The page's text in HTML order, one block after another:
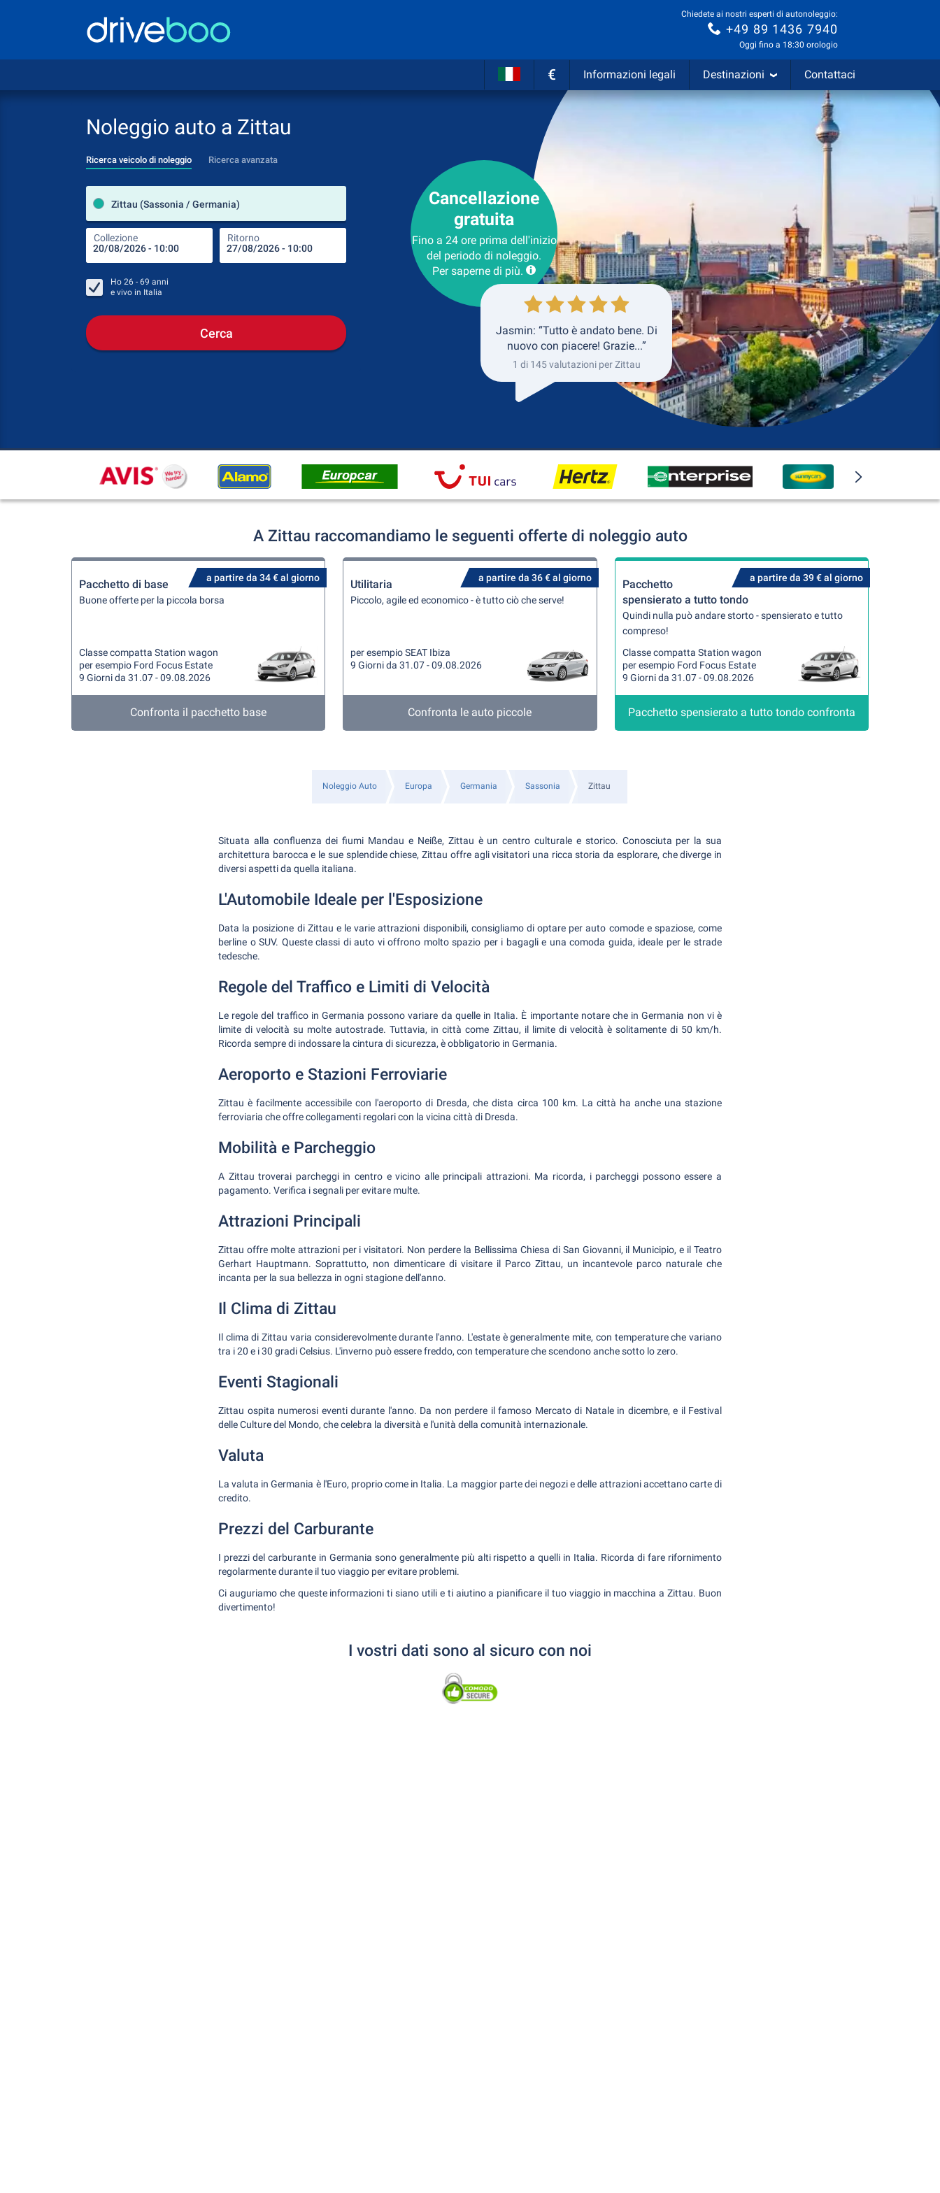
Chiedete ai nostri esperti di autonoleggio:
+49 89 1436 7940
Oggi fino a 18:30 orologio
€ Informazioni legali Destinazioni Contattaci
Noleggio auto a Zittau
Ricerca veicolo di noleggio Ricerca avanzata
Zittau (Sassonia / Germania)
Collezione Ritorno
Luogo del noleggio
Luogo di ritorno
Ritorno
Ho 26 - 69 anni
e vivo in Italia
Cerca
Cancellazione
gratuita
Fino a 24 ore prima dell'inizio
del periodo di noleggio.
Per saperne di più.
Jasmin: “Tutto è andato bene. Di
nuovo con piacere! Grazie...”
1 di 145 valutazioni per Zittau
A Zittau raccomandiamo le seguenti offerte di noleggio auto
a partire da 34 € al giorno
Pacchetto di base
Buone offerte per la piccola borsa
Classe compatta Station wagon
per esempio Ford Focus Estate
9 Giorni da 31.07 - 09.08.2026
Confronta il pacchetto base
a partire da 36 € al giorno
Utilitaria
Piccolo, agile ed economico - è tutto ciò che serve!
per esempio SEAT Ibiza
9 Giorni da 31.07 - 09.08.2026
Confronta le auto piccole
a partire da 39 € al giorno
Pacchetto
spensierato a tutto tondo
Quindi nulla può andare storto - spensierato e tutto
compreso!
Classe compatta Station wagon
per esempio Ford Focus Estate
9 Giorni da 31.07 - 09.08.2026
Pacchetto spensierato a tutto tondo confronta
Noleggio Auto Europa Germania Sassonia Zittau
Situata alla confluenza dei fiumi Mandau e Neiße, Zittau è un centro culturale e storico. Conosciuta per la sua
architettura barocca e le sue splendide chiese, Zittau offre agli visitatori una ricca storia da esplorare, che diverge in
diversi aspetti da quella italiana.
L'Automobile Ideale per l'Esposizione
Data la posizione di Zittau e le varie attrazioni disponibili, consigliamo di optare per auto comode e spaziose, come
berline o SUV. Queste classi di auto vi offrono molto spazio per i bagagli e una comoda guida, ideale per le strade
tedesche.
Regole del Traffico e Limiti di Velocità
Le regole del traffico in Germania possono variare da quelle in Italia. È importante notare che in Germania non vi è
limite di velocità su molte autostrade. Tuttavia, in città come Zittau, il limite di velocità è solitamente di 50 km/h.
Ricorda sempre di indossare la cintura di sicurezza, è obbligatorio in Germania.
Aeroporto e Stazioni Ferroviarie
Zittau è facilmente accessibile con l'aeroporto di Dresda, che dista circa 100 km. La città ha anche una stazione
ferroviaria che offre collegamenti regolari con la vicina città di Dresda.
Mobilità e Parcheggio
A Zittau troverai parcheggi in centro e vicino alle principali attrazioni. Ma ricorda, i parcheggi possono essere a
pagamento. Verifica i segnali per evitare multe.
Attrazioni Principali
Zittau offre molte attrazioni per i visitatori. Non perdere la Bellissima Chiesa di San Giovanni, il Municipio, e il Teatro
Gerhart Hauptmann. Soprattutto, non dimenticare di visitare il Parco Zittau, un incantevole parco naturale che
incanta per la sua bellezza in ogni stagione dell'anno.
Il Clima di Zittau
Il clima di Zittau varia considerevolmente durante l'anno. L'estate è generalmente mite, con temperature che variano
tra i 20 e i 30 gradi Celsius. L'inverno può essere freddo, con temperature che scendono anche sotto lo zero.
Eventi Stagionali
Zittau ospita numerosi eventi durante l'anno. Da non perdere il famoso Mercato di Natale in dicembre, e il Festival
delle Culture del Mondo, che celebra la diversità e l'unità della comunità internazionale.
Valuta
La valuta in Germania è l'Euro, proprio come in Italia. La maggior parte dei negozi e delle attrazioni accettano carte di
credito.
Prezzi del Carburante
I prezzi del carburante in Germania sono generalmente più alti rispetto a quelli in Italia. Ricorda di fare rifornimento
regolarmente durante il tuo viaggio per evitare problemi.
Ci auguriamo che queste informazioni ti siano utili e ti aiutino a pianificare il tuo viaggio in macchina a Zittau. Buon
divertimento!
I vostri dati sono al sicuro con noi